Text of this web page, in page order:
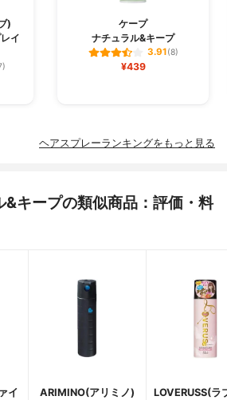
)
イ
ケープ
ナチュラル&キープ
3.91(8)
¥439
ヘアスプレーランキングをもっと見る
&キープの類似商品：評価・料
イ
ARIMINO(アリミノ)
LOVERUSS(ラ